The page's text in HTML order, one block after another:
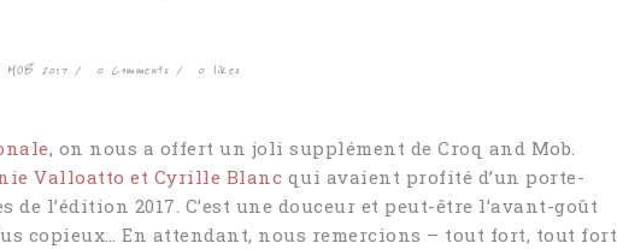
MOB 2017 0 Comments 0likes
, on nous a offert un joli supplément de Croq and Mob.
Valloatto et Cyrille Blanc qui avaient profité d’un porte-
de l’édition 2017. C’est une douceur et peut-être l’avant-goût
copieux… En attendant, nous remercions – tout fort, tout fort